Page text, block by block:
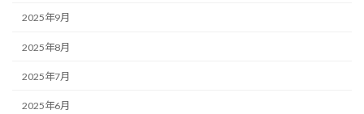
2025年9月
2025年8月
2025年7月
2025年6月